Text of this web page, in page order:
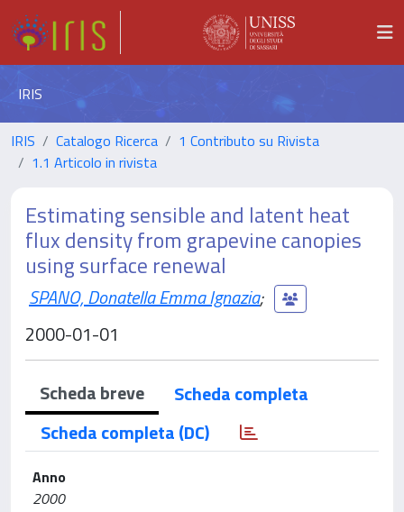
IRIS
IRIS Catalogo Ricerca
1 Contributo su Rivista
1.1 Articolo in rivista
Estimating sensible and latent heat
flux density from grapevine canopies
using surface renewal
SPANO, Donatella Emma Ignazia;
2000-01-01
Scheda breve
Scheda completa
Scheda completa (DC)
Anno
2000